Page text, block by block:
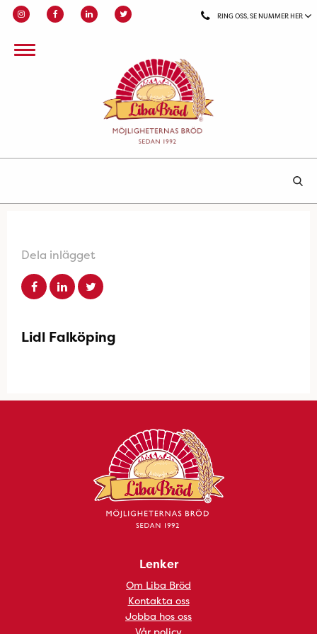
RING OSS, SE NUMMER HER
Dela inlägget
Lidl Falköping
Lenker
Om Liba Bröd
Kontakta oss
Jobba hos oss